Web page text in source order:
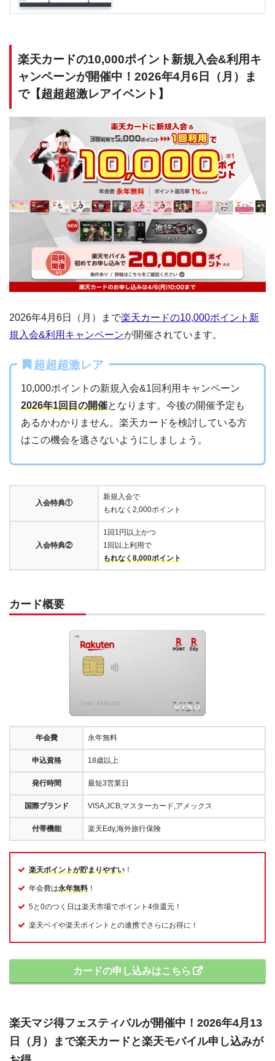
楽天カードの10,000ポイント新規入会&利用キ
ャンペーンが開催中！2026年4月6日（月）ま
で【超超超激レアイベント】
2026年4月6日（月）まで楽天カードの10,000ポイント新
規入会&利用キャンペーンが開催されています。
超超超激レア
10,000ポイントの新規入会&1回利用キャンペーン
2026年1回目の開催となります。今後の開催予定も
あるかわかりません。楽天カードを検討している方
はこの機会を逃さないようにしましょう。
入会特典①
新規入会で
もれなく2,000ポイント
入会特典②
1回1円以上かつ
1回以上利用で
もれなく8,000ポイント
カード概要
年会費 永年無料
申込資格 18歳以上
発行時間 最短3営業日
国際ブランド VISA,JCB,マスターカード,アメックス
付帯機能 楽天Edy,海外旅行保険
楽天ポイントが貯まりやすい ！
年会費は永年無料 ！
5と0のつく日は楽天市場でポイント4倍還元！
楽天ペイや楽天ポイントとの連携でさらにお得に！
カードの申し込みはこちら
楽天マジ得フェスティバルが開催中！2026年4月13
日（月）まで楽天カードと楽天モバイル申し込みが